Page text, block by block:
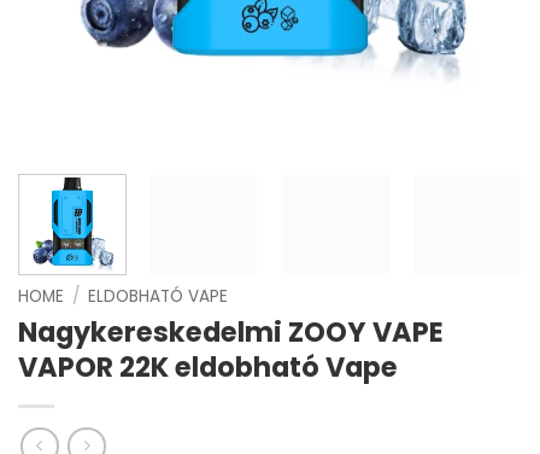
HOME / ELDOBHATÓ VAPE
Nagykereskedelmi ZOOY VAPE
VAPOR 22K eldobható Vape